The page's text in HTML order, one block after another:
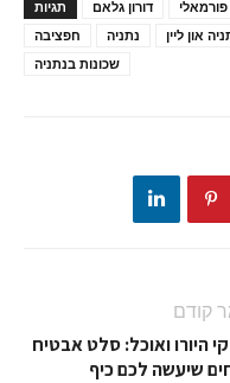
תגיות דורון גלאם
חפציבה
נתניה און ליין
שכונות בנתניה
קודם
היורו ואוכל: סלט אבטיח
שיעשה לכם כיף